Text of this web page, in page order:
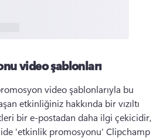
video şablonları
video şablonlarıyla bu
etkinliğiniz hakkında bir vızıltı
bir e-postadan daha ilgi çekicidir,
'etkinlik promosyonu' Clipchamp